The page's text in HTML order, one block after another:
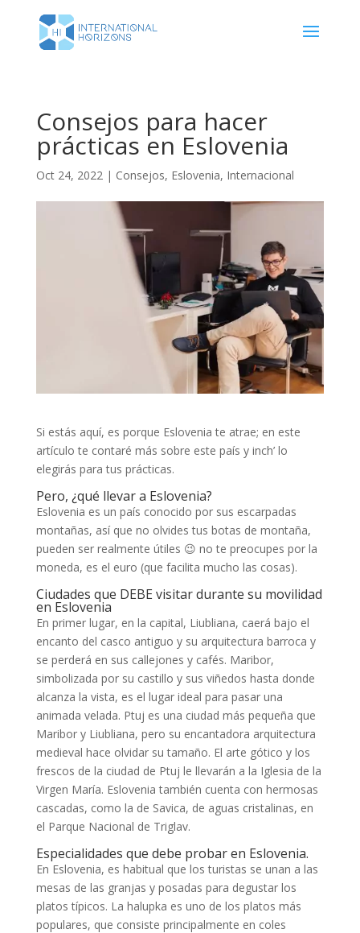
Consejos para hacer
prácticas en Eslovenia
Oct 24, 2022| Consejos, Eslovenia, Internacional
Si estás aquí, es porque Eslovenia te atrae; en este
artículo te contaré más sobre este país y inch’ lo
elegirás para tus prácticas.
Pero, ¿qué llevar a Eslovenia?
Eslovenia es un país conocido por sus escarpadas
montañas, así que no olvides tus botas de montaña,
pueden ser realmente útiles 😉 no te preocupes por la
moneda, es el euro (que facilita mucho las cosas).
Ciudades que DEBE visitar durante su movilidad
en Eslovenia
En primer lugar, en la capital, Liubliana, caerá bajo el
encanto del casco antiguo y su arquitectura barroca y
se perderá en sus callejones y cafés. Maribor,
simbolizada por su castillo y sus viñedos hasta donde
alcanza la vista, es el lugar ideal para pasar una
animada velada. Ptuj es una ciudad más pequeña que
Maribor y Liubliana, pero su encantadora arquitectura
medieval hace olvidar su tamaño. El arte gótico y los
frescos de la ciudad de Ptuj le llevarán a la Iglesia de la
Virgen María. Eslovenia también cuenta con hermosas
cascadas, como la de Savica, de aguas cristalinas, en
el Parque Nacional de Triglav.
Especialidades que debe probar en Eslovenia.
En Eslovenia, es habitual que los turistas se unan a las
mesas de las granjas y posadas para degustar los
platos típicos. La halupka es uno de los platos más
populares, que consiste principalmente en coles